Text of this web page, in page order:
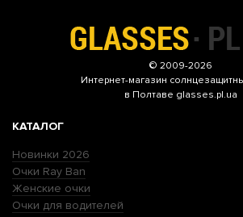
© 2009-2026
Интернет-магазин
в Полтаве glasses.pl.ua
КАТАЛОГ
Новинки 2026
Очки Ray Ban
Женские очки
Очки для водителей